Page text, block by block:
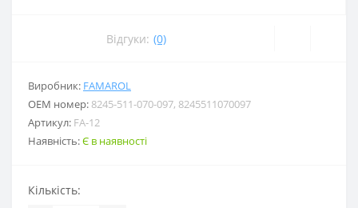
Відгуки: (0)
Виробник: FAMAROL
ОЕМ номер: 8245-511-070-097, 8245511070097
Артикул: FA-12
Наявність:Є в наявності
Кількість: